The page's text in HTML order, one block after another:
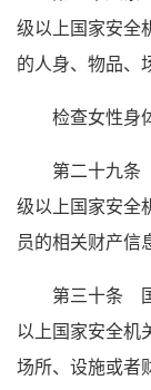
级以上国家安全
的人身、物品、
检查女性身
第二十九条
级以上国家安全
员的相关财产信
第三十条
以上国家安全机
场所、设施或者